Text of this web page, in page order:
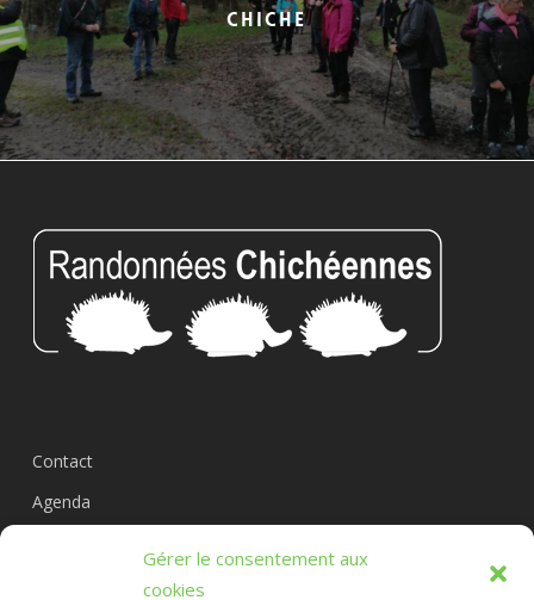
Gérer le consentement aux
cookies
CHICHE
Contact
Agenda